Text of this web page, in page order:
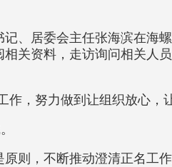
、居委会主任张海滨在海
关资料，走访询问相关人
，努力做到让组织放心，
则，不断推动澄清正名工